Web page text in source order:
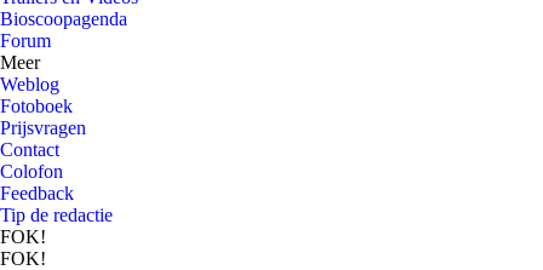
Bioscoopagenda
Forum
Meer
Weblog
Fotoboek
Prijsvragen
Contact
Colofon
Feedback
Tip de redactie
FOK!
FOK!